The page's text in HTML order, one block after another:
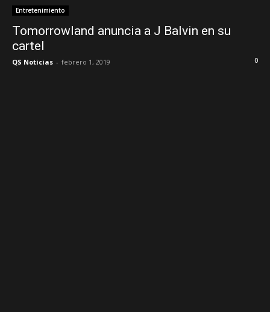
Entretenimiento
Tomorrowland anuncia a J Balvin en su
cartel
QS Noticias - febrero 1, 2019 0